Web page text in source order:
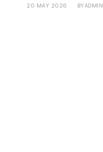
20 MAY 2026 BYADMIN